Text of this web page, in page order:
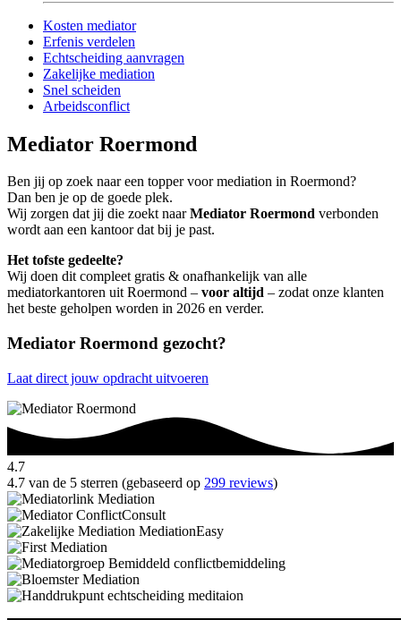
Kosten mediator
Erfenis verdelen
Echtscheiding aanvragen
Zakelijke mediation
Snel scheiden
Arbeidsconflict
Mediator Roermond
Ben jij op zoek naar een topper voor mediation in Roermond?
Dan ben je op de goede plek.
Wij zorgen dat jij die zoekt naarMediator Roermond verbonden
wordt aan een kantoor dat bij je past.
Het tofste gedeelte?
Wij doen dit compleet gratis & onafhankelijk van alle
mediatorkantoren uit Roermond – voor altijd – zodat onze klanten
het beste geholpen worden in 2026 en verder.
Mediator Roermond gezocht?
Laat direct jouw opdracht uitvoeren
4.7
4.7 van de 5 sterren (gebaseerd op 299 reviews)